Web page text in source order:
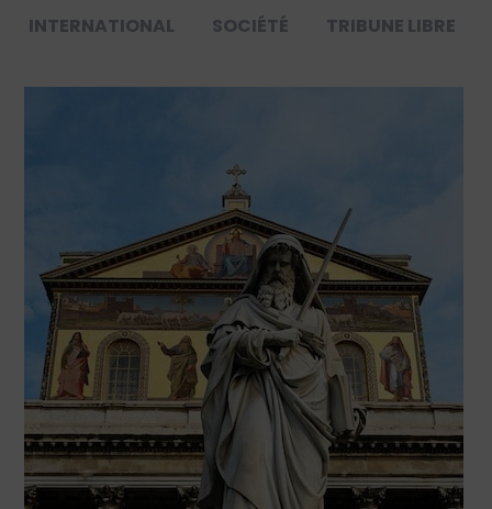
INTERNATIONAL
SOCIÉTÉ TRIBUNE LIBRE